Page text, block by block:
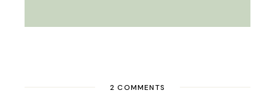
2 COMMENTS